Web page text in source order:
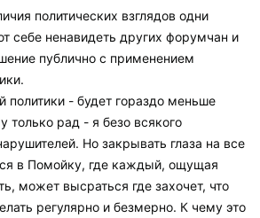
политических взглядов одни
себе ненавидеть других форумчан и
публично с применением
политики - будет гораздо меньше
только рад - я безо всякого
Но закрывать глаза на все
в Помойку, где каждый, ощущая
может высраться где захочет, что
регулярно и безмерно. К чему это